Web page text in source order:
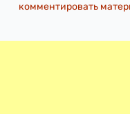
комментировать